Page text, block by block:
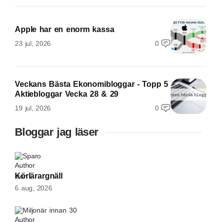
Apple har en enorm kassa
23 jul, 2026 0
Veckans Bästa Ekonomibloggar - Topp 5
Aktiebloggar Vecka 28 & 29
19 jul, 2026 0
Bloggar jag läser
Sparo
Körlärargnäll
6 aug, 2026
Miljonär innan 30